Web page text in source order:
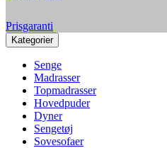
Prisgaranti
Kategorier
Senge
Madrasser
Topmadrasser
Hovedpuder
Dyner
Sengetøj
Sovesofaer